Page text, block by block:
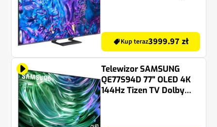
Kup teraz3999.97 zł
Telewizor SAMSUNG
QE77S94D 77" OLED 4K
144Hz Tizen TV Dolby